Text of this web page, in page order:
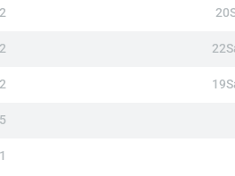
2
2
2
5
1